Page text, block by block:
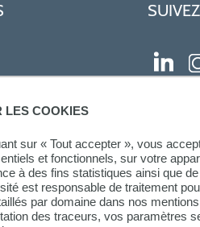
LES COOKIES
sur « Tout accepter », vous
et fonctionnels, sur votre
à des fins statistiques ainsi que
est responsable de traitement
par domaine dans nos
des traceurs, vos paramètres